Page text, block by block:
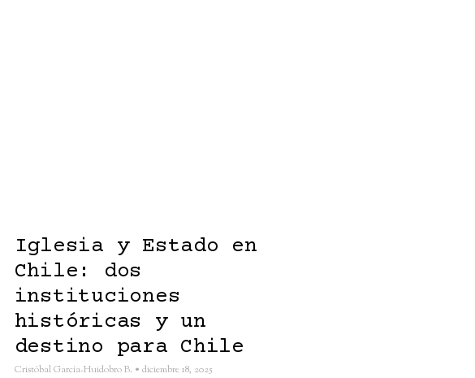
Iglesia y Estado en
Chile: dos
instituciones
históricas y un
destino para Chile
Cristóbal García-Huidobro B. diciembre 18, 2025